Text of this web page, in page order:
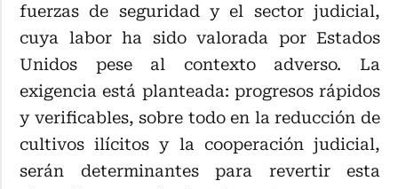
fuerzas de seguridad y el sector judicial,
cuya labor ha sido valorada por Estados
Unidos pese al contexto adverso. La
exigencia está planteada: progresos rápidos
y verificables, sobre todo en la reducción de
cultivos ilícitos y la cooperación judicial,
serán determinantes para revertir esta